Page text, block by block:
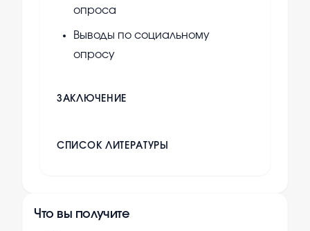
опроса
Выводы по социальному
опросу
ЗАКЛЮЧЕНИЕ
СПИСОК ЛИТЕРАТУРЫ
Что вы получите